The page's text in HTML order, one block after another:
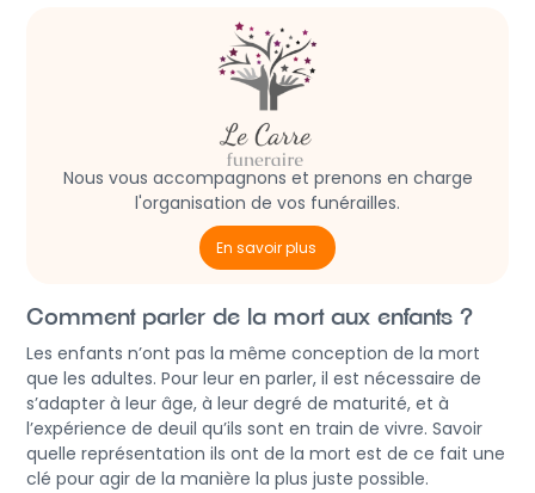
Nous vous accompagnons et prenons en charge
l'organisation de vos funérailles.
En savoir plus
Comment parler de la mort aux enfants ?
Les enfants n’ont pas la même conception de la mort
que les adultes. Pour leur en parler, il est nécessaire de
s’adapter à leur âge, à leur degré de maturité, et à
l’expérience de deuil qu’ils sont en train de vivre. Savoir
quelle représentation ils ont de la mort est de ce fait une
clé pour agir de la manière la plus juste possible.